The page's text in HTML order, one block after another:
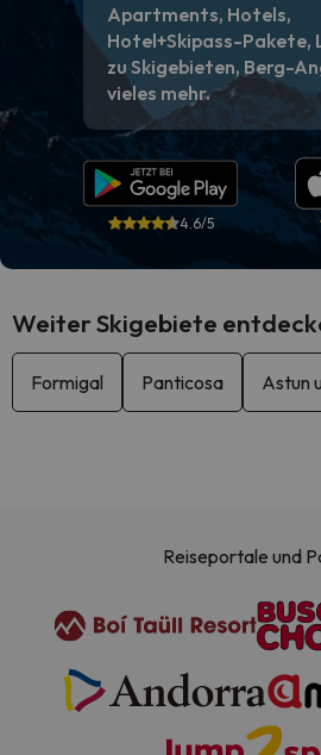
Apartments, Hotels,
Hotel+Skipass-Pakete,
zu Skigebieten, Berg-
vieles mehr.
4.6/5
Weiter Skigebiete
Formigal Panticosa Astun
Reiseportale und